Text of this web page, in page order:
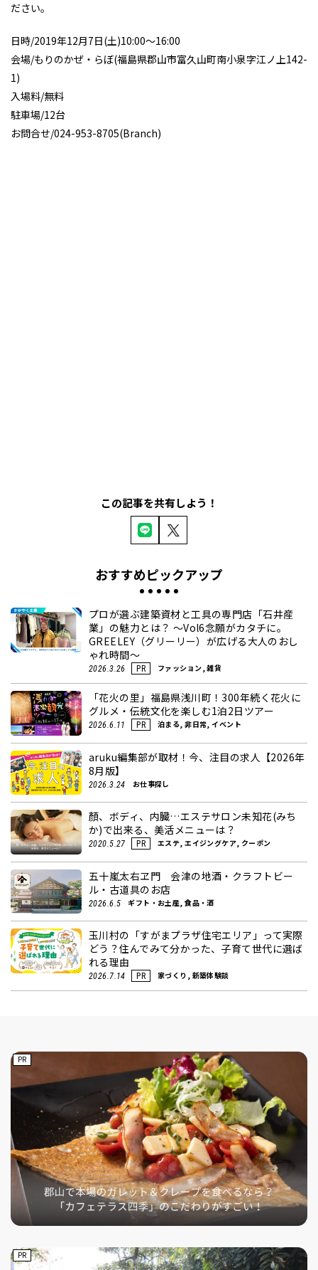
ださい。
日時/2019年12月7日(土)10:00～16:00
会場/もりのかぜ・らぼ(福島県郡山市富久山町南小泉字江ノ上142-
1)
入場料/無料
駐車場/12台
お問合せ/024-953-8705(Branch)
この記事を共有しよう！
おすすめピックアップ
プロが選ぶ建築資材と工具の専門店「石井産
業」の魅力とは？ ～Vol6念願がカタチに。
GREELEY（グリーリー）が広げる大人のおし
ゃれ時間～
2026.3.26 PR ファッション, 雑貨
「花火の里」福島県浅川町！300年続く花火に
グルメ・伝統文化を楽しむ1泊2日ツアー
2026.6.11 PR 泊まる, 非日常, イベント
aruku編集部が取材！今、注目の求人【2026年
8月版】
2026.3.24 お仕事探し
顏、ボディ、内臓…エステサロン未知花(みち
か)で出来る、美活メニューは？
2020.5.27 PR エステ, エイジングケア, クーポン
五十嵐太右ヱ門 会津の地酒・クラフトビー
ル・古道具のお店
2026.6.5 ギフト・お土産, 食品・酒
玉川村の「すがまプラザ住宅エリア」って実際
どう？住んでみて分かった、子育て世代に選ば
れる理由
2026.7.14 PR 家づくり, 新築体験談
PR
PR